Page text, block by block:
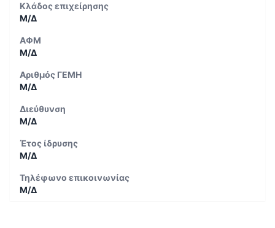
Κλάδος επιχείρησης
Μ/Δ
ΑΦΜ
Μ/Δ
Αριθμός ΓΕΜΗ
Μ/Δ
Διεύθυνση
Μ/Δ
Έτος ίδρυσης
Μ/Δ
Τηλέφωνο επικοινωνίας
Μ/Δ